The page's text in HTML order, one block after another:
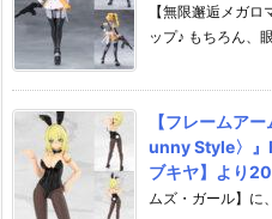
【無限邂逅メガ
ップ♪ もちろん、
【フレームア
unny Style〉』
ブキヤ】より
ムズ・ガール】に